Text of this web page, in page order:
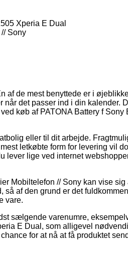
Xperia E Dual
Sony
af de mest benyttede er i
når det passer ind i din kalender.
køb af PATONA Battery f Sony
eller til dit arbejde.
letkøbte form for levering vil
lever lige ved internet
Mobiltelefon // Sony kan vise
så af den grund er det fuldkommen
vare.
sælgende varenumre,
E Dual, som alligevel
for at nå at få produktet